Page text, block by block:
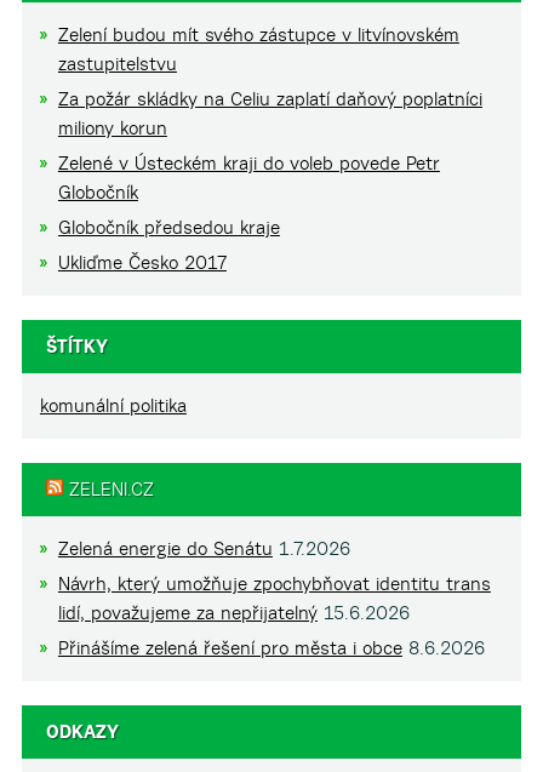
Zelení budou mít svého zástupce v litvínovském
zastupitelstvu
Za požár skládky na Celiu zaplatí daňový poplatníci
miliony korun
Zelené v Ústeckém kraji do voleb povede Petr
Globočník
Globočník předsedou kraje
Ukliďme Česko 2017
ŠTÍTKY
komunální politika
ZELENI.CZ
Zelená energie do Senátu 1.7.2026
Návrh, který umožňuje zpochybňovat identitu trans
lidí, považujeme za nepřijatelný 15.6.2026
Přinášíme zelená řešení pro města i obce 8.6.2026
ODKAZY